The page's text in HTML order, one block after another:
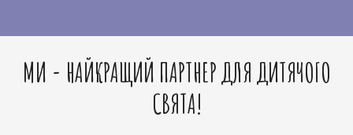
МИ - НАЙКРАЩИЙ ПАРТНЕР ДЛЯ ДИТЯЧОГО
СВЯТА!